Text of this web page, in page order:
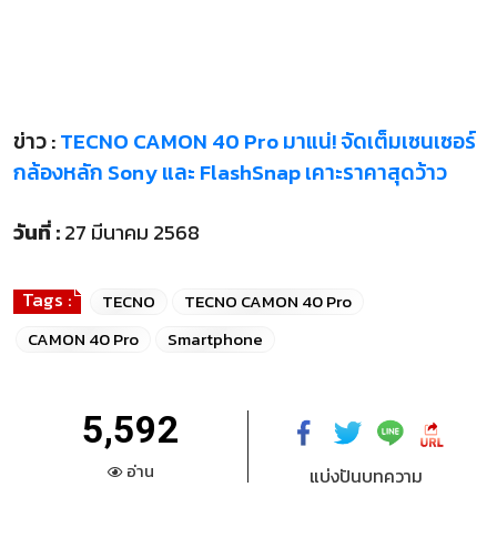
ข่าว :TECNO CAMON 40 Pro มาแน่! จัดเต็มเซนเซอร์
กล้องหลัก Sony และ FlashSnap เคาะราคาสุดว้าว
วันที่ :27 มีนาคม 2568
Tags : TECNO
TECNO CAMON 40 Pro
CAMON 40 Pro
Smartphone
5,592
อ่าน แบ่งปันบทความ